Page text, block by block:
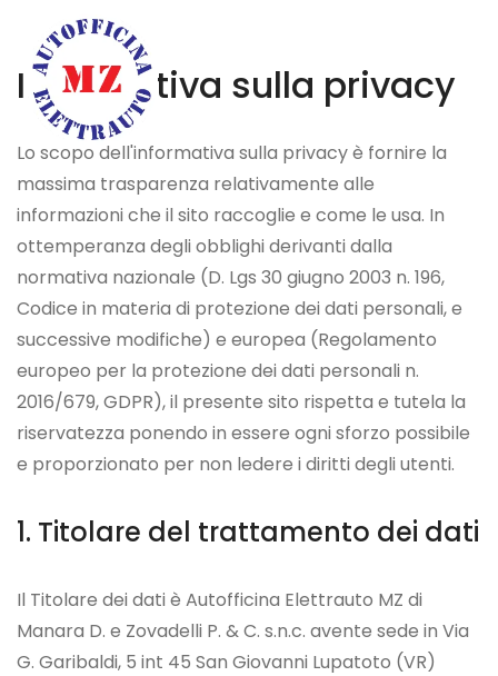
Informativa sulla privacy
Lo scopo dell'informativa sulla privacy è fornire la
massima trasparenza relativamente alle
informazioni che il sito raccoglie e come le usa. In
ottemperanza degli obblighi derivanti dalla
normativa nazionale (D. Lgs 30 giugno 2003 n. 196,
Codice in materia di protezione dei dati personali, e
successive modifiche) e europea (Regolamento
europeo per la protezione dei dati personali n.
2016/679, GDPR), il presente sito rispetta e tutela la
riservatezza ponendo in essere ogni sforzo possibile
e proporzionato per non ledere i diritti degli utenti.
Titolare del trattamento dei dati
Il Titolare dei dati è Autofficina Elettrauto MZ di
Manara D. e Zovadelli P. & C. s.n.c. avente sede in Via
G. Garibaldi, 5 int 45 San Giovanni Lupatoto (VR)